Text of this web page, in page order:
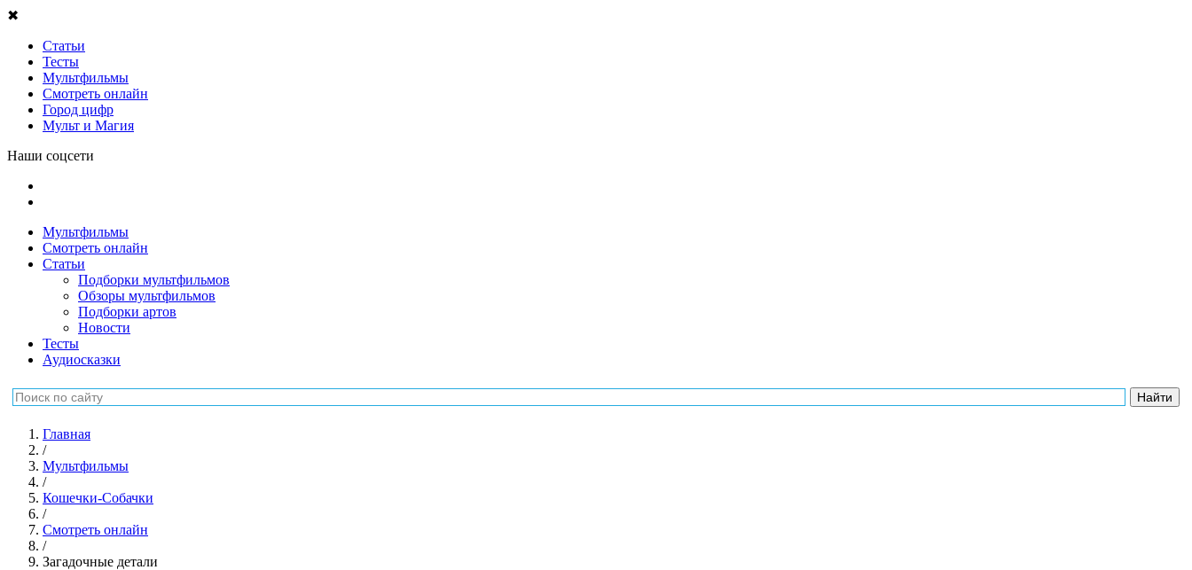
✖
Статьи
Тесты
Мультфильмы
Смотреть онлайн
Город цифр
Мульт и Магия
Наши соцсети
Мультфильмы
Смотреть онлайн
Статьи
Подборки мультфильмов
Обзоры мультфильмов
Подборки артов
Новости
Тесты
Аудиосказки
Главная
/
Мультфильмы
/
Кошечки-Собачки
/
Смотреть онлайн
/
Загадочные детали